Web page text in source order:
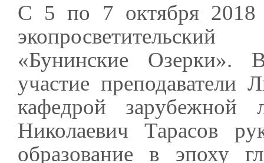
С 5 по 7 октября 2018
«Бунинские Озерки».
участие преподаватели
кафедрой зарубежной
Николаевич Тарасов
образование в эпоху